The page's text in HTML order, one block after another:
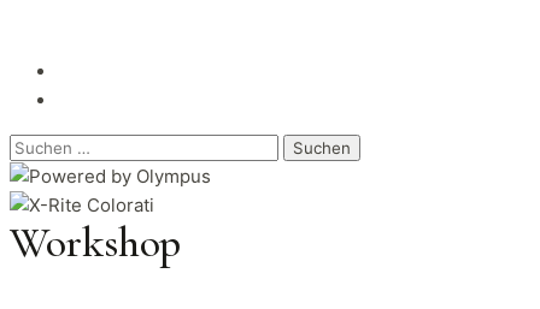
Suchen
nach:
Workshop